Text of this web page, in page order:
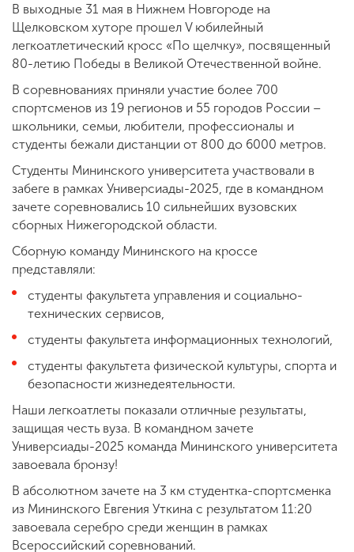
+7 (831) 262-26-20
В выходные 31 мая в Нижнем Новгороде на
Щелковском хуторе прошел V юбилейный
легкоатлетический кросс «По щелчку», посвященный
80-летию Победы в Великой Отечественной войне.
В соревнованиях приняли участие более 700
спортсменов из 19 регионов и 55 городов России –
школьники, семьи, любители, профессионалы и
студенты бежали дистанции от 800 до 6000 метров.
Студенты Мининского университета участвовали в
забеге в рамках Универсиады-2025, где в командном
зачете соревновались 10 сильнейших вузовских
сборных Нижегородской области.
Сборную команду Мининского на кроссе
представляли:
студенты факультета управления и социально-
технических сервисов,
студенты факультета информационных технологий,
студенты факультета физической культуры, спорта и
безопасности жизнедеятельности.
Наши легкоатлеты показали отличные результаты,
защищая честь вуза. В командном зачете
Универсиады-2025 команда Мининского университета
завоевала бронзу!
В абсолютном зачете на 3 км студентка-спортсменка
из Мининского Евгения Уткина с результатом 11:20
завоевала серебро среди женщин в рамках
Всероссийский соревнований.